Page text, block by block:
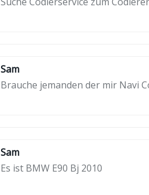
Sam
Brauche jemanden der mir Navi
Sam
Es ist BMW E90 Bj 2010